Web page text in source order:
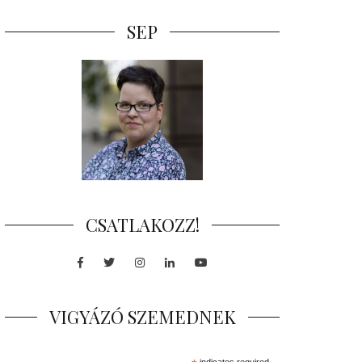
SEP
CSATLAKOZZ!
Facebook
TwitterInstagram
LinkedInYoutube
VIGYÁZÓ SZEMEDNEK